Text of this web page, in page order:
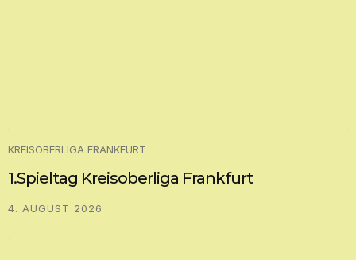
KREISOBERLIGA FRANKFURT
1.Spieltag Kreisoberliga Frankfurt
4. AUGUST 2026